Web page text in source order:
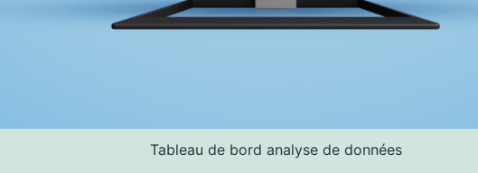
Tableau de bord analyse de données